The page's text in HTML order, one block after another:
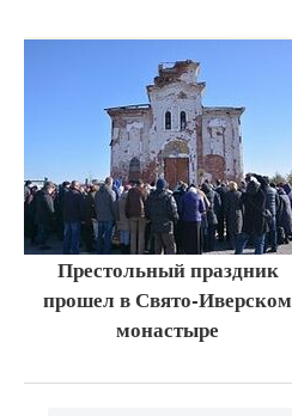
Престольный праздник
прошел в Свято-Иверском
монастыре